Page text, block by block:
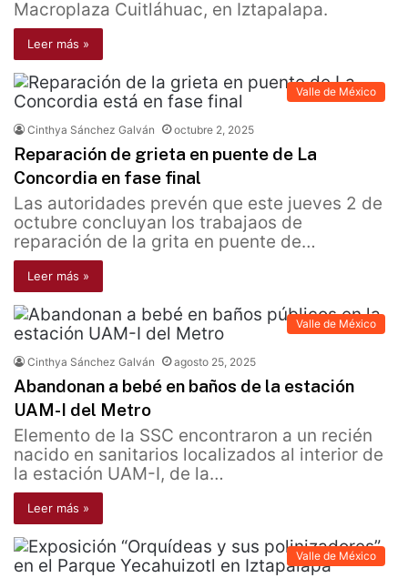
Macroplaza Cuitláhuac, en Iztapalapa.
Leer más »
Valle de México
Cinthya Sánchez Galván octubre 2, 2025
Reparación de grieta en puente de La
Concordia en fase final
Las autoridades prevén que este jueves 2 de
octubre concluyan los trabajaos de
reparación de la grita en puente de…
Leer más »
Valle de México
Cinthya Sánchez Galván agosto 25, 2025
Abandonan a bebé en baños de la estación
UAM-I del Metro
Elemento de la SSC encontraron a un recién
nacido en sanitarios localizados al interior de
la estación UAM-I, de la…
Leer más »
Valle de México